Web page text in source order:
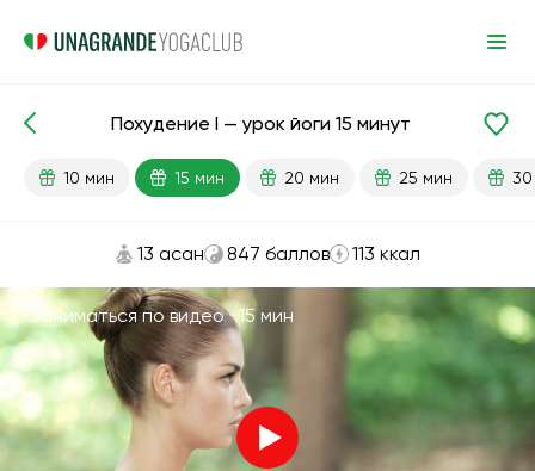
Готовые уроки Похудение
Похудение I — урок йоги 15 минут
10 мин 15 мин 20 мин 25 мин
13 асан 847 баллов 113 ккал
Заниматься по видео ·15 мин